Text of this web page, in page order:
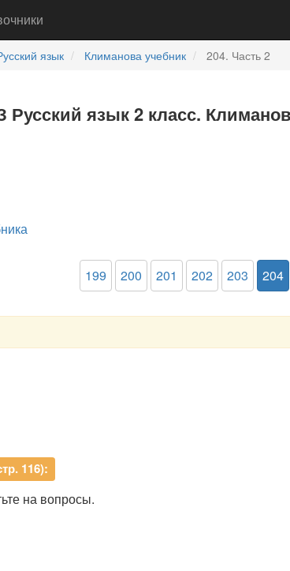
язык Климанова учебник 204. Часть 2
Русский язык 2 класс.
199 200 201 202 203 204
116):
на вопросы.